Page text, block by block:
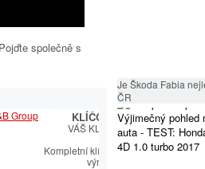
společně s
KLÍČOVÉ CENTRUM
VÁŠ KLÍČOVÝ PARTNER
Kompletní klíčařský sortiment včetně
výroby autoklíčů
Je Škoda Fabia
ČR